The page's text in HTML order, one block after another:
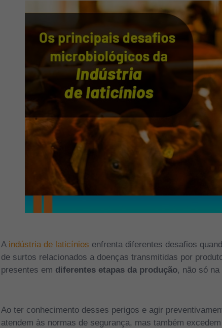
A indústria de laticínios enfrenta diferentes desafios
de surtos relacionados a doenças transmitidas por
presentes em diferentes etapas da produção, não só
Ao ter conhecimento desses perigos e agir
atendem às normas de segurança, mas também